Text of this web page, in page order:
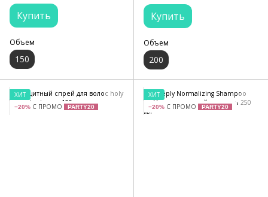
Купить
Объем
150
Купить
Объем
200
ХИТ
−20% С ПРОМО PARTY20
ХИТ
−20% С ПРОМО PARTY20